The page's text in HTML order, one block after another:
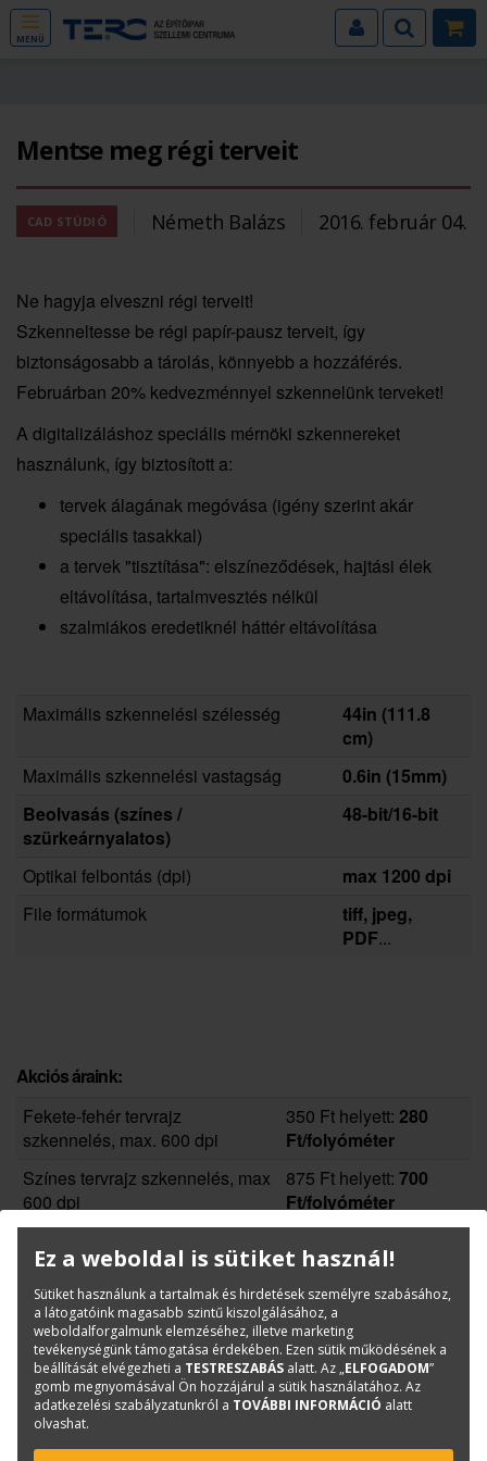
MENÜ
Mentse meg régi terveit
CAD STÚDIÓ Németh Balázs 2016. február 04.
Ne hagyja elveszni régi terveit!
Szkenneltesse be régi papír-pausz terveit, így
biztonságosabb a tárolás, könnyebb a hozzáférés.
Februárban 20% kedvezménnyel szkennelünk terveket!
A digitalizáláshoz speciális mérnöki szkennereket
használunk, így biztosított a:
tervek álagának megóvása (igény szerint akár
speciális tasakkal)
a tervek "tisztítása": elszíneződések, hajtási élek
eltávolítása, tartalmvesztés nélkül
szalmiákos eredetiknél háttér eltávolítása
Maximális szkennelési szélesség
44in (111.8
cm)
Maximális szkennelési vastagság
0.6in (15mm)
Beolvasás (színes /
szürkeárnyalatos)
48-bit/16-bit
Optikai felbontás (dpi)
max 1200 dpi
File formátumok
tiff, jpeg,
PDF...
Akciós áraink:
Fekete-fehér tervrajz
szkennelés, max. 600 dpi
350 Ft helyett: 280
Ft/folyóméter
Színes tervrajz szkennelés, max
600 dpi
875 Ft helyett: 700
Ft/folyóméter
Áraink nettó árak, az ÁFA-t nem tartalmazzák,
visszavonásig érvényesek.
KAPCSOLAT ONLINE SHOP RENDEZVÉNYEK
Ez a weboldal is sütiket használ!
Sütiket használunk a tartalmak és hirdetések személyre szabásához,
a látogatóink magasabb szintű kiszolgálásához, a
weboldalforgalmunk elemzéséhez, illetve marketing
tevékenységünk támogatása érdekében. Ezen sütik működésének a
beállítását elvégezheti a TESTRESZABÁS alatt. Az „ELFOGADOM”
gomb megnyomásával Ön hozzájárul a sütik használatához. Az
adatkezelési szabályzatunkról a TOVÁBBI INFORMÁCIÓ alatt
olvashat.